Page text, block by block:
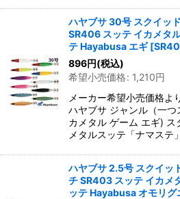
ハヤブサ 30号 スクイッ
SR406 スッテ イカメタ
テ Hayabusa エギ [
896円(税込)
希望小売価格: 1,210円
メーカー希望小売価格よ
ハヤブサ ジャンル（一
カメタル ゲーム エギ) ス
メタルスッテ「ナマステ
ハヤブサ 2.5号 スクイッ
チ SR403 スッテ イカメ
ッテ Hayabusa オモリグ